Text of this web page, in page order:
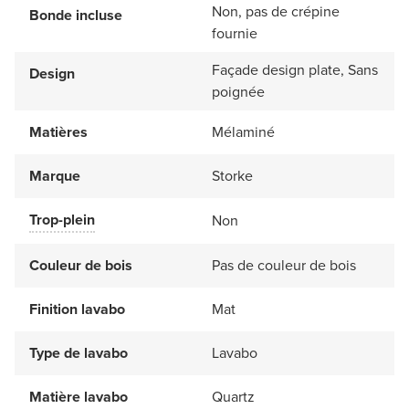
Bonde incluse
Non, pas de crépine
fournie
Design
Façade design plate, Sans
poignée
Matières
Mélaminé
Marque Storke
Trop-plein Non
Couleur de bois Pas de couleur de bois
Finition lavabo Mat
Type de lavabo Lavabo
Matière lavabo Quartz